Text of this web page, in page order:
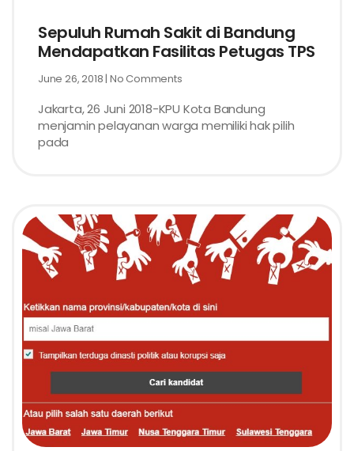
Sepuluh Rumah Sakit di Bandung
Mendapatkan Fasilitas Petugas TPS
June 26, 2018 No Comments
Jakarta, 26 Juni 2018-KPU Kota Bandung
menjamin pelayanan warga memiliki hak pilih
pada